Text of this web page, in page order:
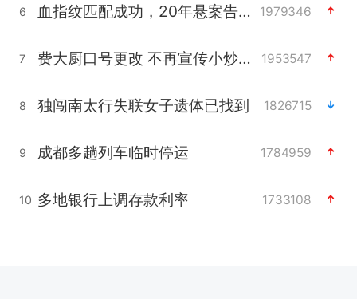
6 血指纹匹配成功，20年悬案告破！凶手被执行死刑 1979346
7 费大厨口号更改 不再宣传小炒肉大王 1953547
8 独闯南太行失联女子遗体已找到 1826715
9 成都多趟列车临时停运 1784959
10 多地银行上调存款利率 1733108